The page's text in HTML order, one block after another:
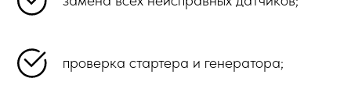
проверка стартера и генератора;